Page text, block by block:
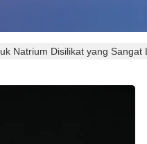
Natrium Disilikat yang